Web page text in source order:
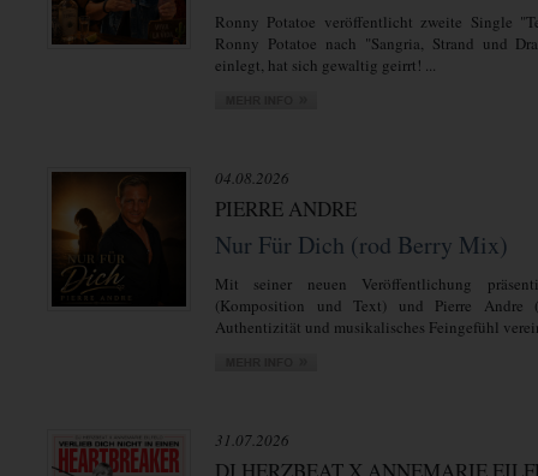
Ronny Potatoe veröffentlicht zweite Single
Ronny Potatoe nach "Sangria, Strand und
einlegt, hat sich gewaltig geirrt! ...
04.08.2026
PIERRE ANDRE
Nur Für Dich (rod Berry Mix)
Mit seiner neuen Veröffentlichung
(Komposition und Text) und Pierre Andre
Authentizität und musikalisches Feingefühl
31.07.2026